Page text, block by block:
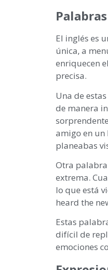
El inglés es
única, a
enriquecen
precisa.
Una de
de manera
amigo en
planeabas
Otra
extrema.
lo que está
heard the
Estas
difícil de
emociones